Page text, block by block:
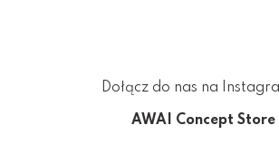
Dołącz do nas na
AWAI Concept Store